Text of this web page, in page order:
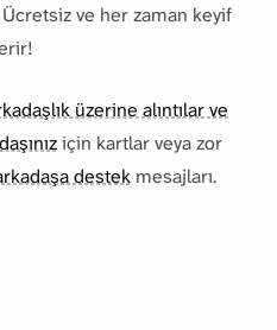
ve her zaman keyif
üzerine alıntılar ve
için kartlar veya zor
destekmesajları.